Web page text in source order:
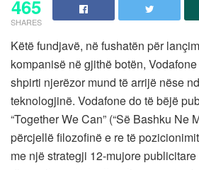
465
SHARES
Këtë fundjavë, në fushatën për
kompanisë në gjithë botën,
shpirti njerëzor mund të arrijë nëse
teknologjinë. Vodafone do të bëjë
“Together We Can” (“Së Bashku Ne
përcjellë filozofinë e re të
me një strategji 12-mujore